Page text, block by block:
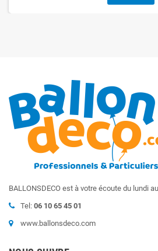
BALLONSDECO est à votre écoute du lundi
Tel: 06 10 65 45 01
www.ballonsdeco.com